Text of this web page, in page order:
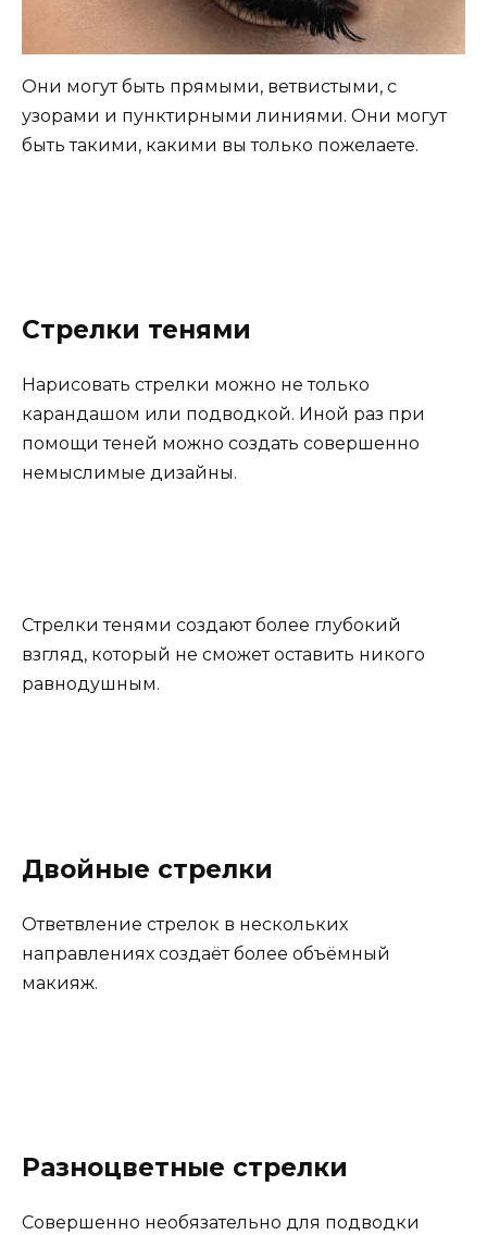
Они могут быть прямыми, ветвистыми, с
узорами и пунктирными линиями. Они могут
быть такими, какими вы только пожелаете.
Стрелки тенями
Нарисовать стрелки можно не только
карандашом или подводкой. Иной раз при
помощи теней можно создать совершенно
немыслимые дизайны.
Стрелки тенями создают более глубокий
взгляд, который не сможет оставить никого
равнодушным.
Двойные стрелки
Ответвление стрелок в нескольких
направлениях создаёт более объёмный
макияж.
Разноцветные стрелки
Совершенно необязательно для подводки